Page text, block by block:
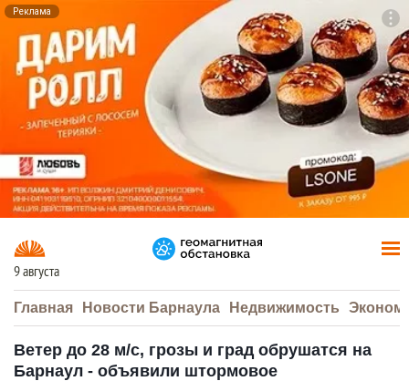
Реклама
9 августа
Главная Новости Барнаула Недвижимость
Ветер до 28 м/с, грозы и град обрушатся на
Барнаул - объявили штормовое